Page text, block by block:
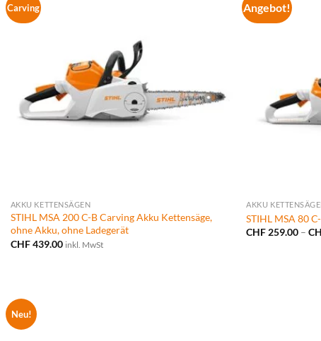
Carving
AKKU KETTENSÄGEN
STIHL MSA 200 C-B Carving Akku Kettensäge,
ohne Akku, ohne Ladegerät
CHF439.00 inkl. MwSt
Angebot!
AKKU
STIHL MSA 80
CHF 259.00 –
Neu!